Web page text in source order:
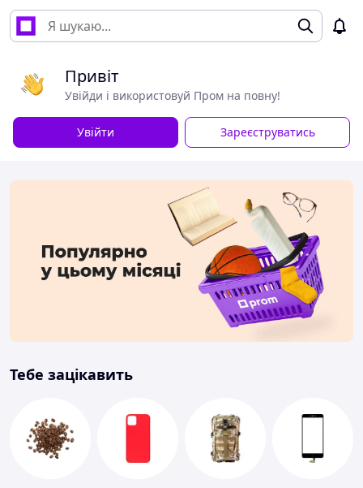
Привіт
Увійди і використовуй Пром на повну!
Увійти Зареєструватись
Тебе зацікавить